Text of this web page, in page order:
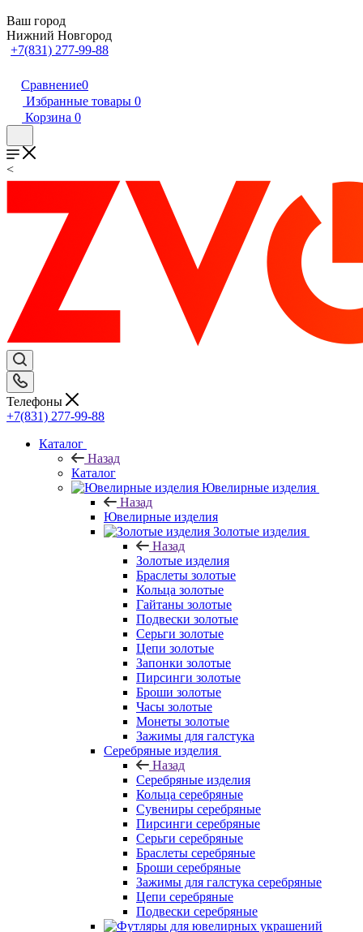
Ваш город
Нижний Новгород
+7(831) 277-99-88
Сравнение0
Избранные товары 0
Корзина 0
<
Телефоны
+7(831) 277-99-88
Каталог
Назад
Каталог
Ювелирные изделия
Назад
Ювелирные изделия
Золотые изделия
Назад
Золотые изделия
Браслеты золотые
Кольца золотые
Гайтаны золотые
Подвески золотые
Серьги золотые
Цепи золотые
Запонки золотые
Пирсинги золотые
Броши золотые
Часы золотые
Монеты золотые
Зажимы для галстука
Серебряные изделия
Назад
Серебряные изделия
Кольца серебряные
Сувениры серебряные
Пирсинги серебряные
Серьги серебряные
Браслеты серебряные
Броши серебряные
Зажимы для галстука серебряные
Цепи серебряные
Подвески серебряные